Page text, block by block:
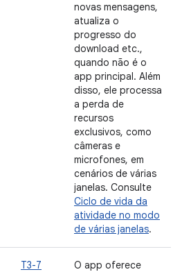
novas mensagens,
atualiza o
progresso do
download etc.,
quando não é o
app principal. Além
disso, ele processa
a perda de
recursos
exclusivos, como
câmeras e
microfones, em
cenários de várias
janelas. Consulte
Ciclo de vida da
atividade no modo
de várias janelas.
T3-7
O app oferece